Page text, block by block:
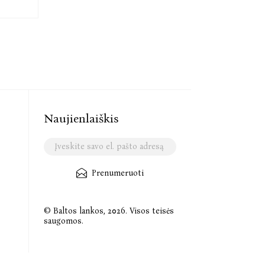
Naujienlaiškis
Prenumeruoti
© Baltos lankos, 2026. Visos teisės
saugomos.